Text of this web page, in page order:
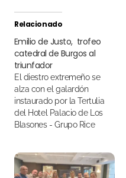
Relacionado
Emilio de Justo, trofeo
catedral de Burgos al
triunfador
El diestro extremeño se
alza con el galardón
instaurado por la Tertulia
del Hotel Palacio de Los
Blasones - Grupo Rice